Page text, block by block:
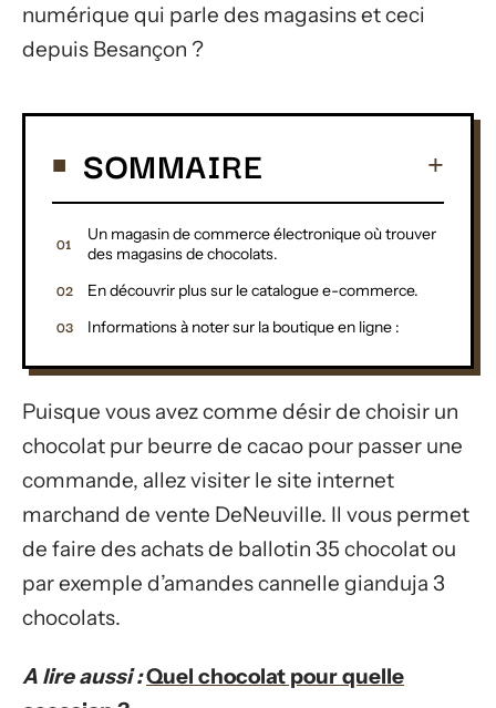
numérique qui parle des magasins et ceci
depuis Besançon ?
SOMMAIRE
Un magasin de commerce électronique où trouver
des magasins de chocolats.
En découvrir plus sur le catalogue e-commerce.
Informations à noter sur la boutique en ligne :
Puisque vous avez comme désir de choisir un
chocolat pur beurre de cacao pour passer une
commande, allez visiter le site internet
marchand de vente DeNeuville. Il vous permet
de faire des achats de ballotin 35 chocolat ou
par exemple d’amandes cannelle gianduja 3
chocolats.
A lire aussi :Quel chocolat pour quelle